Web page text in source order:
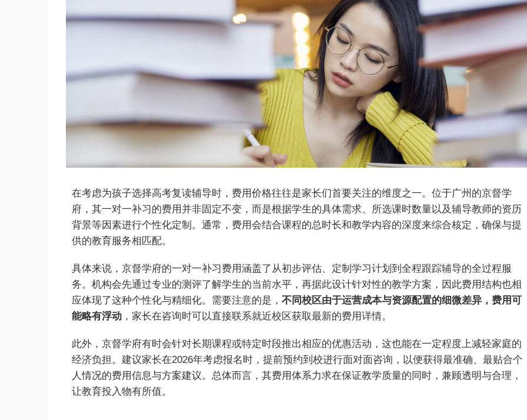
在考虑为孩子选择高考复读辅导时，费用价格往往是家长们首要关注的维度之一。位于广州的京督学
府，其一对一补习的费用并非固定不变，而是根据学生的具体需求、所选课时数量以及辅导教师的资历
背景等因素进行个性化定制。通常，费用会结合课程的总时长和教学内容的深度来综合核定，确保与提
供的教育服务相匹配。
具体来说，京督学府的一对一补习费用涵盖了从初步评估、定制学习计划到全程跟踪辅导的全过程服
务。机构会先通过专业的测评了解学生的当前水平，再据此设计针对性的教学方案，因此费用结构也相
应体现了这种个性化与精细化。需要注意的是， 不同校区由于运营成本与资源配置的细微差异，费用可
能略有浮动 ，家长在咨询时可以直接联系就近校区获取最新的费用详情。
此外，京督学府有时会针对长期课程或特定时段推出相应的优惠活动，这也能在一定程度上减轻家庭的
经济负担。建议家长在2026年考虑报名时，提前预约到校进行面对面咨询，以便获得最准确、最贴合个
人情况的费用信息与方案建议。总体而言，其费用体系力求在保证教学质量的同时，兼顾透明与合理，
让教育投入物有所值。